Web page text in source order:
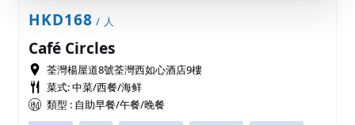
HKD168 / 人
Café Circles
荃灣楊屋道8號荃灣西如心酒店9樓
菜式: 中菜/西餐/海鲜
類型 : 自助早餐/午餐/晚餐